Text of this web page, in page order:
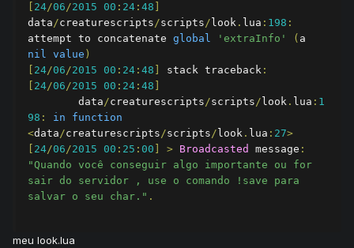
24/06/2015 00 : 24 : 48
data/creaturescripts/scripts/ look . lua : 198 :
attempt to concatenate global 'extraInfo' (
nil value )
24/06/2015 00 : 24 : 48 stack traceback :
24/06/2015 00 : 24 : 48
data/creaturescripts/scripts/ look . lua : 1
98 : in
function
<data/creaturescripts/scripts/ look . lua : 27>
24/06/2015 00 : 25 : 00 > Broadcasted message :
"Quando você conseguir algo importante ou for
sair do servidor , use o comando !save para
salvar o seu char." .
meu look.lua